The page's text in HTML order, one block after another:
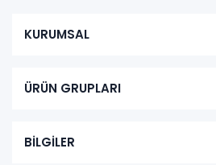
KURUMSAL
ÜRÜN GRUPLARI
BİLGİLER